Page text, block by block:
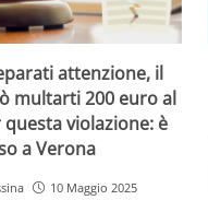
attenzione, il
multarti 200 euro al
violazione: è
a Verona
10 Maggio 2025